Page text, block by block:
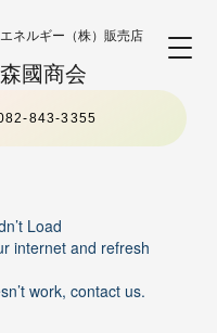
ネルギー（株）販売店
森國商会
843-3355
Load
internet and refresh
work, contact us.